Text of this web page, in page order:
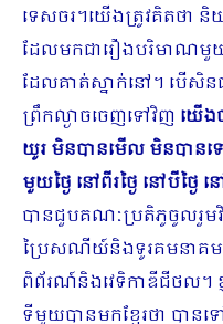
ទេសចរ។យើងត្រូវគិតថា
ដែលមកជារឿងបរិមាណមួយ
ដែលគាត់ស្នាក់នៅ។ បើ
ព្រឹកល្ងាចចេញទៅវិញ យើង
យូរ មិនបានមើល មិនបានទ
មួយថ្ងៃ នៅពីរថ្ងៃ នៅបីថ្ងៃ
បានជួបគណៈប្រតិភូចូលរួម
ប្រៃសណីយ៍និងទូរគមនាគមន៍
ពិព័រណ៍និងវេទិកាឌីជីថល។
ទីមួយបានមកខ្មែរថា បាន